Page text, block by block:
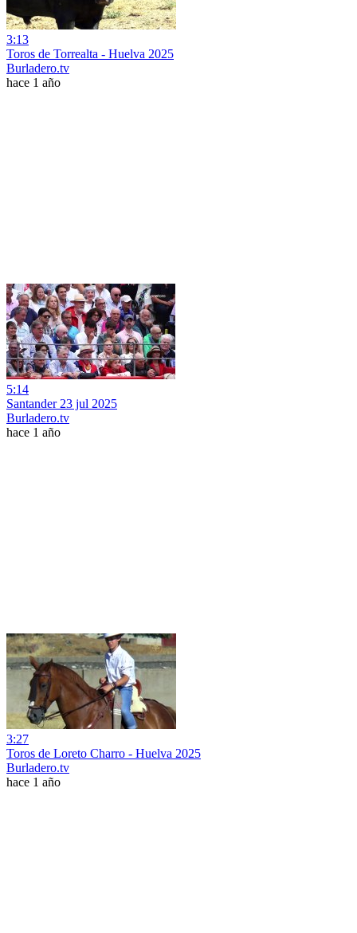
3:13
Toros de Torrealta - Huelva 2025
Burladero.tv
hace 1 año
5:14
Santander 23 jul 2025
Burladero.tv
hace 1 año
3:27
Toros de Loreto Charro - Huelva 2025
Burladero.tv
hace 1 año